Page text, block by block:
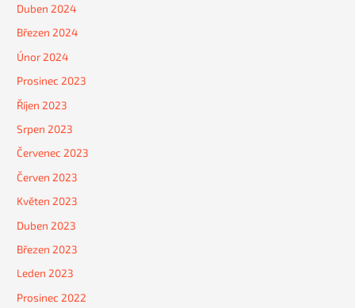
Duben 2024
Březen 2024
Únor 2024
Prosinec 2023
Říjen 2023
Srpen 2023
Červenec 2023
Červen 2023
Květen 2023
Duben 2023
Březen 2023
Leden 2023
Prosinec 2022